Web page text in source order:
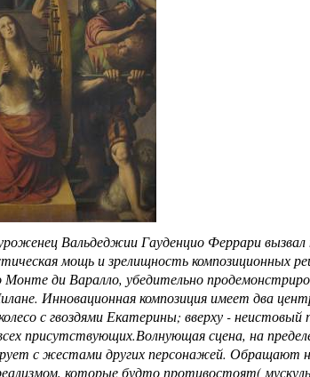
Вальдеджии Гауденцио Феррари вызвал
мощь и зрелищность композиционных
ди Варалло, убедительно
Инновационная композиция имеет два
с гвоздями Екатерины; вверху - неистовый
присутствующих.Волнующая сцена, на
с жестами других персонажей. Обращают
которые будто противостоят(